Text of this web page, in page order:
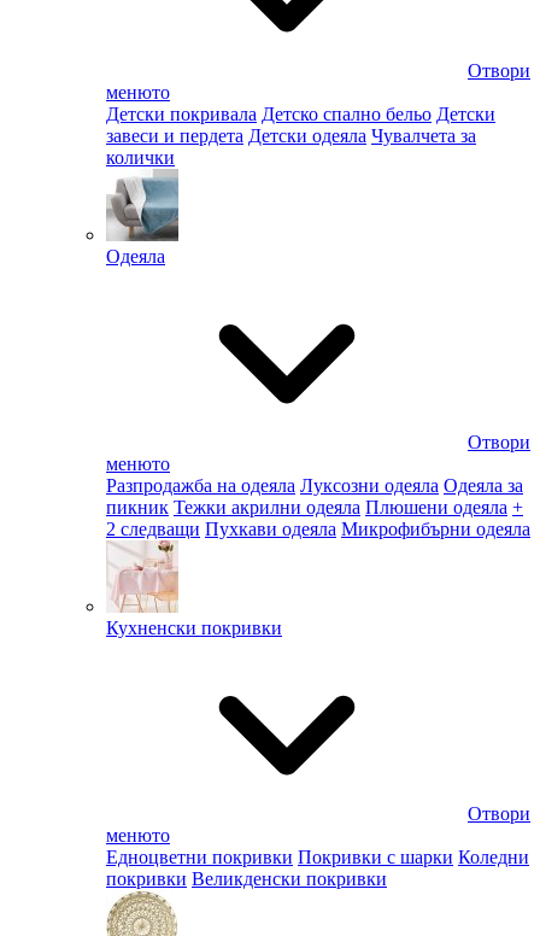
Отвори
менюто
Детски покривала Детско спално бельо Детски
завеси и пердета Детски одеяла Чувалчета за
колички
Одеяла
Отвори
менюто
Разпродажба на одеяла Луксозни одеяла Одеяла за
пикник Тежки акрилни одеяла Плюшени одеяла +
2 следващи Пухкави одеяла Микрофибърни одеяла
Кухненски покривки
Отвори
менюто
Едноцветни покривки Покривки с шарки Коледни
покривки Великденски покривки